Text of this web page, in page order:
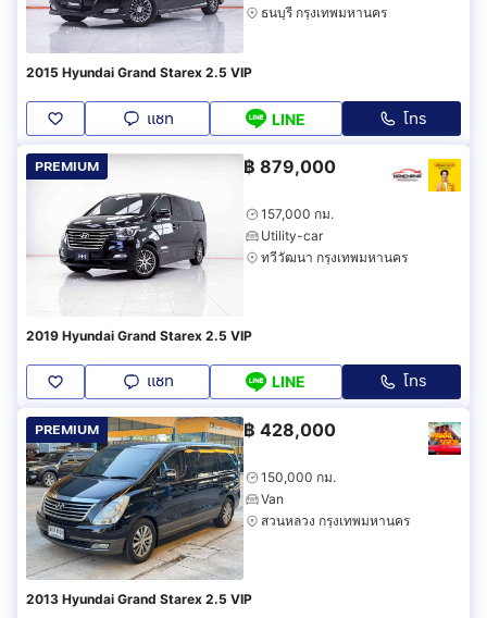
ธนบุรี กรุงเทพมหานคร
2015 Hyundai Grand Starex 2.5 VIP
แชท LINE โทร
PREMIUM ฿ 879,000
157,000 กม.
Utility-car
ทวีวัฒนา กรุงเทพมหานคร
2019 Hyundai Grand Starex 2.5 VIP
แชท LINE โทร
PREMIUM ฿ 428,000
150,000 กม.
Van
สวนหลวง กรุงเทพมหานคร
2013 Hyundai Grand Starex 2.5 VIP